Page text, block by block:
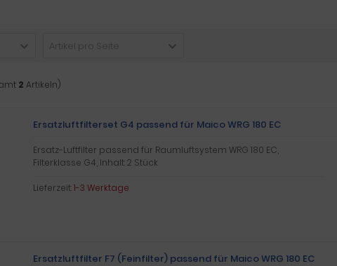
Artikel pro Seite
2 Artikeln)
Ersatzluftfilterset G4 passend für Maico WRG 180 EC
Ersatz-Luftfilter passend für Raumluftsystem WRG 180 EC,
Filterklasse G4, Inhalt: 2 Stück
Lieferzeit:1-3 Werktage
Ersatzluftfilter F7 (Feinfilter) passend für Maico WRG 180 EC